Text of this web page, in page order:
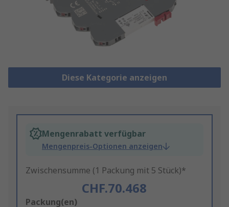
Diese Kategorie anzeigen
Mengenrabatt verfügbar
Mengenpreis-Optionen anzeigen
Zwischensumme (1 Packung mit 5 Stück)*
CHF.70.468
Add
Packung(en)